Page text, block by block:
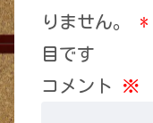
りません。
*
目です
コメント ※